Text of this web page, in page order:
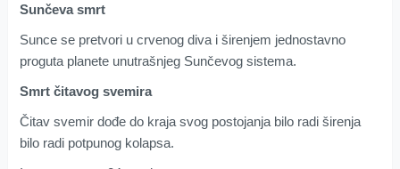
Sunčeva smrt
Sunce se pretvori u crvenog diva i širenjem jednostavno
proguta planete unutrašnjeg Sunčevog sistema.
Smrt čitavog svemira
Čitav svemir dođe do kraja svog postojanja bilo radi širenja
bilo radi potpunog kolapsa.